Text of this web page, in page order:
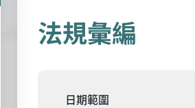
法規彙編
日期範圍